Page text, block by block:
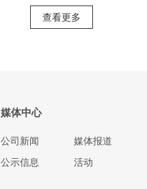
查看更多
媒体中心
公司新闻
媒体报道
公示信息
活动